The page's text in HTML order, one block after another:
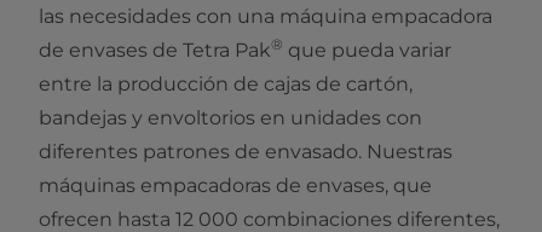
las necesidades con una máquina empacadora
de envases de Tetra Pak® que pueda variar
entre la producción de cajas de cartón,
bandejas y envoltorios en unidades con
diferentes patrones de envasado. Nuestras
máquinas empacadoras de envases, que
ofrecen hasta 12 000 combinaciones diferentes,